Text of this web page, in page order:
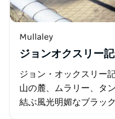
Mullaley
ジョンオクスリー
ジョン・オックスリー
山の麓、ムラリー、タ
結ぶ風光明媚なブラッ